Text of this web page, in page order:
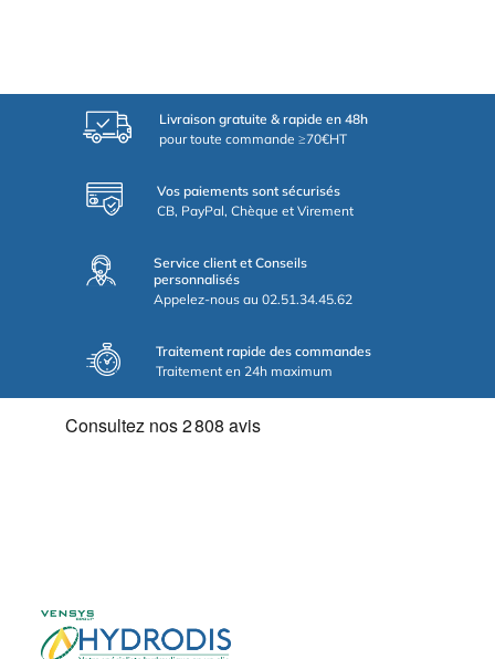
Livraison gratuite & rapide en 48h
pour toute commande ≥70€HT
Vos paiements sont sécurisés
CB, PayPal, Chèque et Virement
Service client et Conseils
personnalisés
Appelez-nous au 02.51.34.45.62
Traitement rapide des commandes
Traitement en 24h maximum